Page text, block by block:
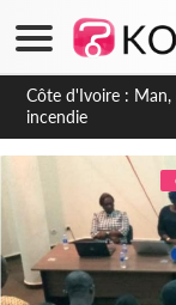
Côte d'Ivoire :
transformée en
dépigmentants